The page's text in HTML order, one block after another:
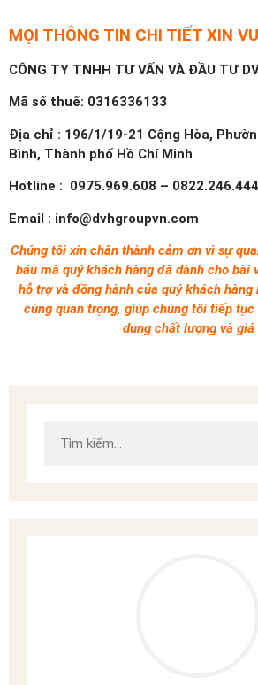
MỌI THÔNG TIN CHI TIẾT XIN
CÔNG TY TNHH TƯ VẤN VÀ ĐẦU TƯ
Mã số thuế: 0316336133
Địa chỉ : 196/1/19-21 Cộng Hòa,
Bình, Thành phố Hồ Chí Minh
Hotline : 0975.969.608 – 0822.246.444
Email : info@dvhgroupvn.com
Chúng tôi xin chân thành cảm ơn vì sự
báu mà quý khách hàng đã dành cho bài
hỗ trợ và đồng hành của quý khách
cùng quan trọng, giúp chúng tôi tiếp
dung chất lượng và giá